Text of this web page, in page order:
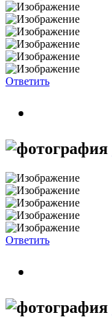
Ответить
Ответить